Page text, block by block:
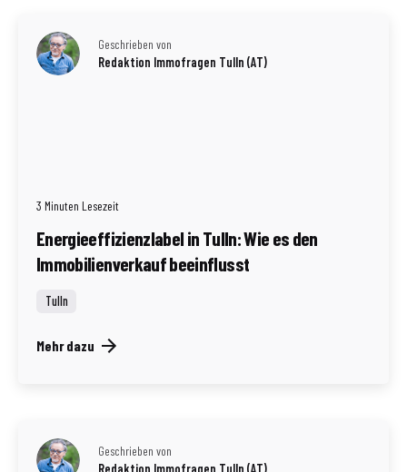
Geschrieben von
Redaktion Immofragen Tulln (AT)
3 Minuten Lesezeit
Energieeffizienzlabel in Tulln: Wie es den
Immobilienverkauf beeinflusst
Tulln
Mehr dazu
Geschrieben von
Redaktion Immofragen Tulln (AT)